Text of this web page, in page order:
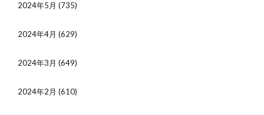
2024年5月 (735)
2024年4月 (629)
2024年3月 (649)
2024年2月 (610)